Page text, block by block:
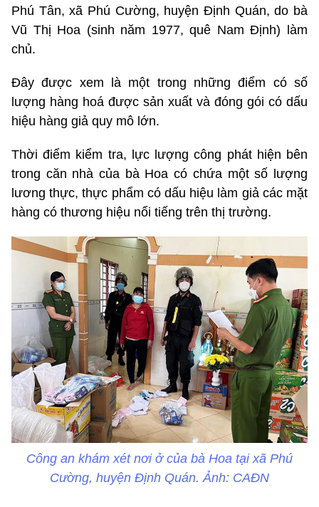
Phú Tân, xã Phú Cường, huyện Định Quán, do bà
Vũ Thị Hoa (sinh năm 1977, quê Nam Định) làm
chủ.
Đây được xem là một trong những điểm có số
lượng hàng hoá được sản xuất và đóng gói có dấu
hiệu hàng giả quy mô lớn.
Thời điểm kiểm tra, lực lượng công phát hiện bên
trong căn nhà của bà Hoa có chứa một số lượng
lương thực, thực phẩm có dấu hiệu làm giả các mặt
hàng có thương hiệu nổi tiếng trên thị trường.
Công an khám xét nơi ở của bà Hoa tại xã Phú
Cường, huyện Định Quán. Ảnh: CAĐN